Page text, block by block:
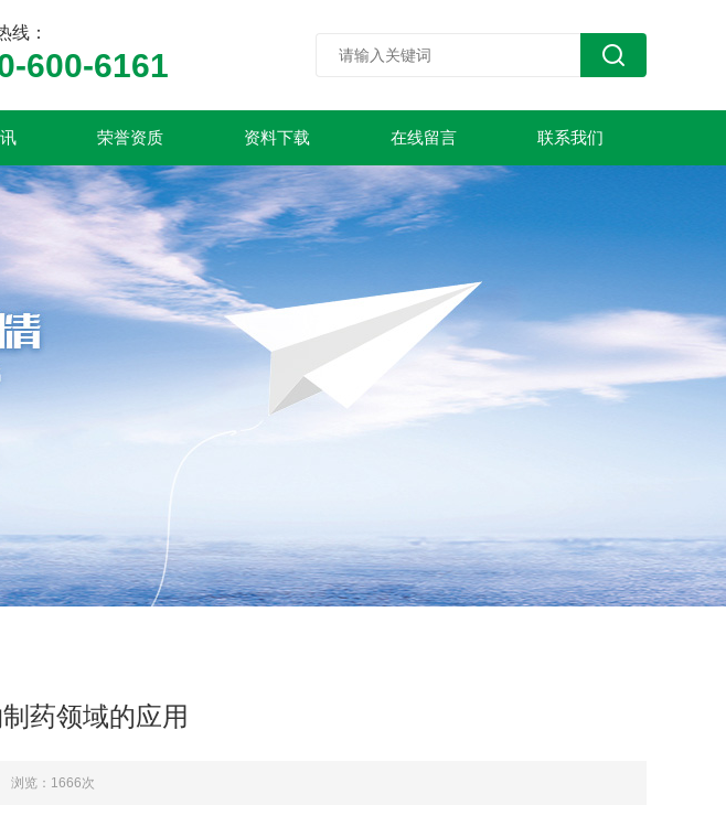
线：
600-6161
荣誉资质 资料下载 在线留言 联系我们
药领域的应用
浏览：1666次